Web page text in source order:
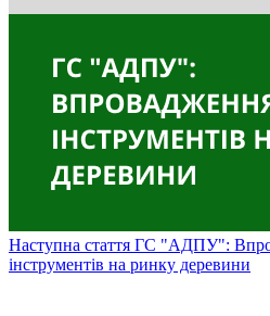
Наступна стаття ГС "АДПУ":
інструментів на ринку деревини